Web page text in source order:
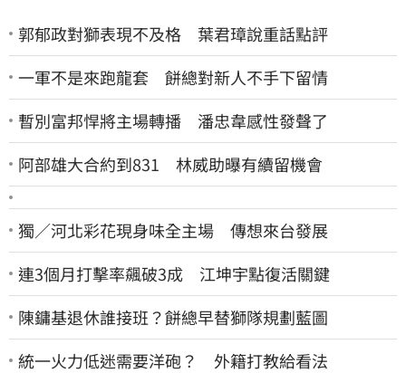
郭郁政對獅表現不及格 葉君璋說重話點評
一軍不是來跑龍套 餅總對新人不手下留情
暫別富邦悍將主場轉播 潘忠韋感性發聲了
阿部雄大合約到831 林威助曝有續留機會
獨／河北彩花現身味全主場 傳想來台發展
連3個月打擊率飆破3成 江坤宇點復活關鍵
陳鏞基退休誰接班？餅總早替獅隊規劃藍圖
統一火力低迷需要洋砲？ 外籍打教給看法